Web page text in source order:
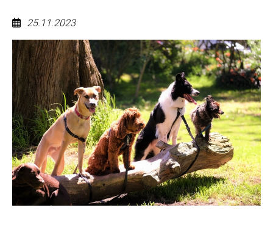
25.11.2023
KG
11
Hauptversammlung